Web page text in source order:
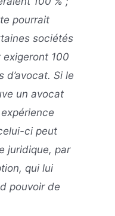
pourrait
sociétés
100
d’avocat. Si le
un avocat
ci peut
juridique, par
qui lui
pouvoir de